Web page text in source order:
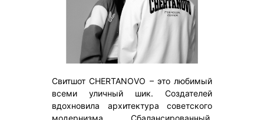
Свитшот CHERTANOVO – это любимый
всеми уличный шик. Создателей
вдохновила архитектура советского
модернизма. Сбалансированный,